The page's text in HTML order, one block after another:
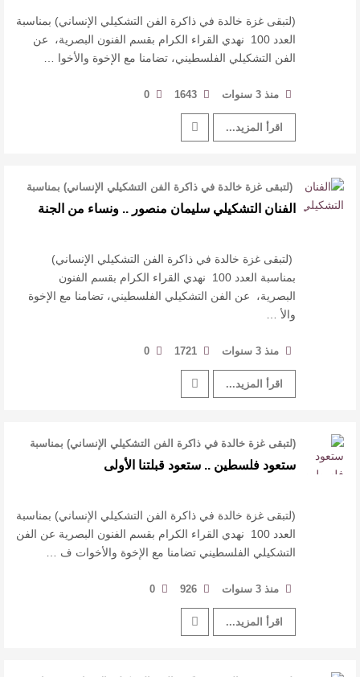
(لتبقى غزة خالدة في ذاكرة الفن التشكيلي الإنساني) بمناسبة
العدد 100 نهدي القراء الكرام بقسم الفنون البصرية، عن
الفن التشكيلي الفلسطيني، تضامنا مع الإخوة والأخوا …
منذ 3 سنوات 1643
0
اقرأ المزيد...
‏ (لتبقى غزة خالدة في ذاكرة الفن التشكيلي الإنساني) بمناسبة
العدد 100 نهدي القر …
الفنان التشكيلي سليمان منصور .. ونساء من الجنة
‏ (لتبقى غزة خالدة في ذاكرة الفن التشكيلي الإنساني)
بمناسبة العدد 100 نهدي القراء الكرام بقسم الفنون
البصرية، عن الفن التشكيلي الفلسطيني، تضامنا مع الإخوة
والأ …
منذ 3 سنوات 1721
0
اقرأ المزيد...
(لتبقى غزة خالدة في ذاكرة الفن التشكيلي الإنساني) بمناسبة
العدد 100 نهدي القراء …
ستعود فلسطين .. ستعود قبلتنا الأولى
(لتبقى غزة خالدة في ذاكرة الفن التشكيلي الإنساني) بمناسبة
العدد 100 نهدي القراء الكرام بقسم الفنون البصرية عن الفن
التشكيلي الفلسطيني تضامنا مع الإخوة والأخوات ف …
منذ 3 سنوات 926
0
اقرأ المزيد...